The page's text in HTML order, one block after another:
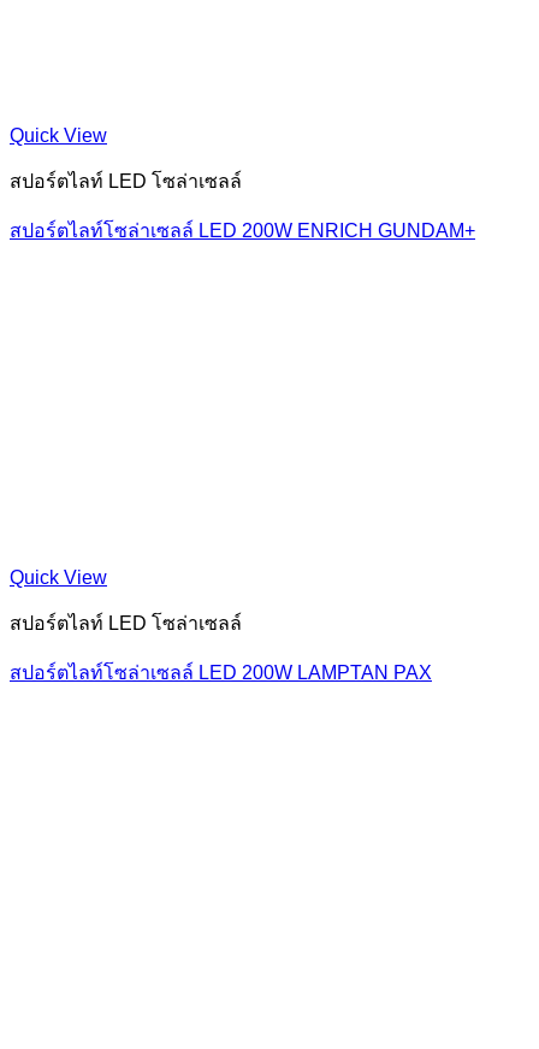
Quick View
สปอร์ตไลท์ LED โซล่าเซลล์
สปอร์ตไลท์โซล่าเซลล์ LED 200W ENRICH GUNDAM+
Quick View
สปอร์ตไลท์ LED โซล่าเซลล์
สปอร์ตไลท์โซล่าเซลล์ LED 200W LAMPTAN PAX